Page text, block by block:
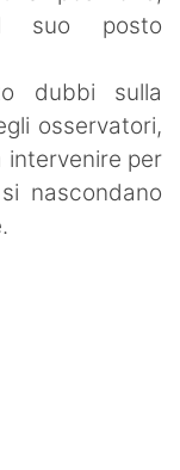
suo posto
dubbi sulla
osservatori,
intervenire per
nascondano